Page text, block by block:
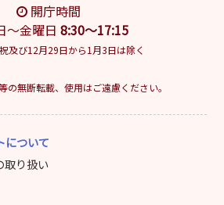
開庁時間
～金曜日 8:30～17:15
及び12月29日から1月3日は除く
の無断転載、使用はご遠慮ください。
について
取り扱い